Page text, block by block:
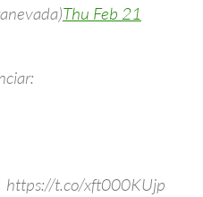
Thu Feb 21
https://t.co/xft000KUjp